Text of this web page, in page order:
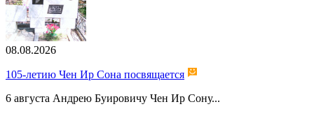
08.08.2026
105-летию Чен Ир Сона посвящается
6 августа Андрею Буировичу Чен Ир Сону...